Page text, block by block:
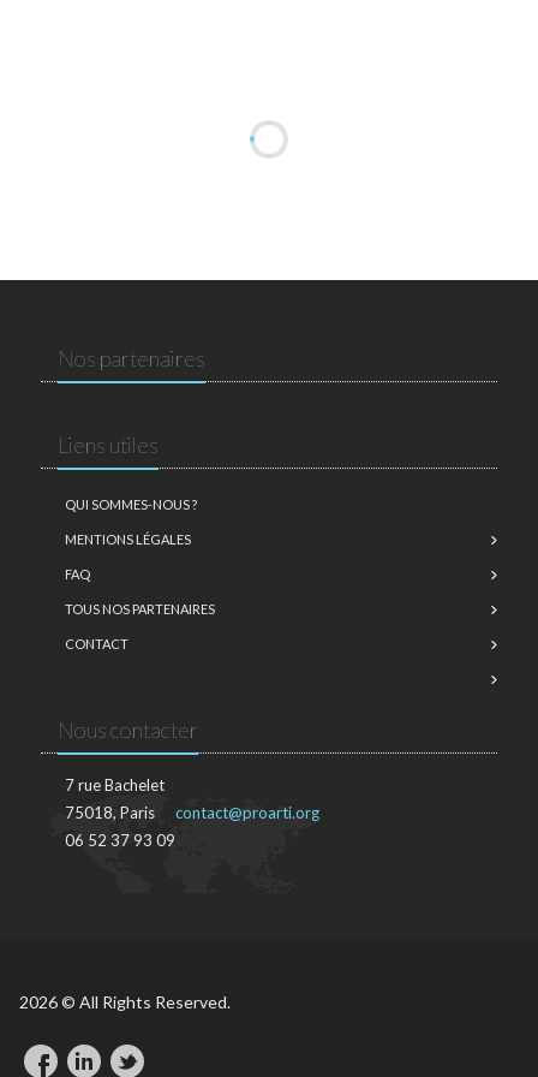
Nos partenaires
Liens utiles
QUI SOMMES-NOUS ?
MENTIONS LÉGALES
FAQ
TOUS NOS PARTENAIRES
CONTACT
Nous contacter
7 rue Bachelet
75018, Paris
06 52 37 93 09
contact@proarti.org
2026 © All Rights Reserved.